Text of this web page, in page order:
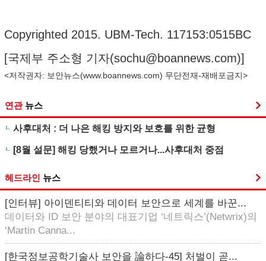
Copyrighted 2015. UBM-Tech. 117153:0515BC
[국제부 주소형 기자(sochu@boannews.com)]
<저작권자: 보안뉴스(www.boannews.com) 무단전재-재배포금지>
연관 뉴스
사후대처 : 더 나은 해킹 방지와 보호를 위한 균형
[8월 설문] 해킹 당했거나 모르거나...사후대처 중점
헤드라인 뉴스
[인터뷰] 아이덴티티와 데이터 보안으로 세계를 바꾼...
데이터와 ID 보안 분야의 대표기업 ‘네트릭스’(Netwrix)의
‘Martin Canna...
[한국정보공학기술사 보안을 論하다-45] 처벌이 곧...